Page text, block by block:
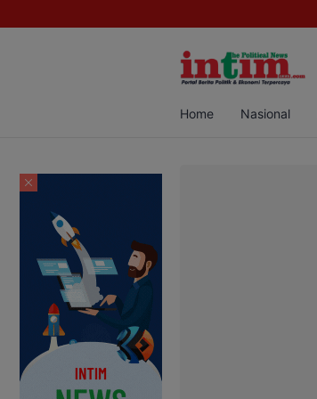
Sabu di Pangkalan Bun, Dua Pelaku Diamankan
Home Nasional